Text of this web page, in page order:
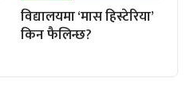
विद्यालयमा ‘मास हिस्टेरिया’
किन फैलिन्छ?